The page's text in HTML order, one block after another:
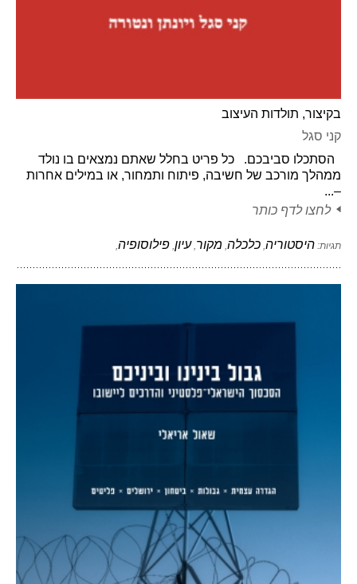
בקיצור, תולדות העיצוב
קני סגל
הסתכלו סביבכם. כל פריט בחלל שאתם נמצאים בו נולד
ממהלך מורכב של חשיבה, פיתוח ותמחור, או במילים אחרות
–...
לחצו לדף כותר
תגיות: היסטוריה, כלכלה, מקור,עיון, פילוסופיה,